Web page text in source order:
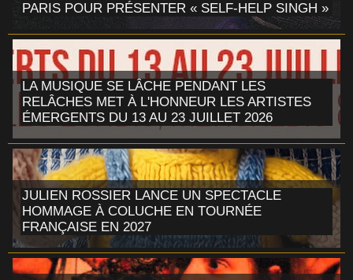
PARIS POUR PRÉSENTER « SELF-HELP SINGH »
LA MUSIQUE SE LÂCHE PENDANT LES
RELÂCHES MET À L'HONNEUR LES ARTISTES
ÉMERGENTS DU 13 AU 23 JUILLET 2026
JULIEN ROSSIER LANCE UN SPECTACLE
HOMMAGE À COLUCHE EN TOURNÉE
FRANÇAISE EN 2027